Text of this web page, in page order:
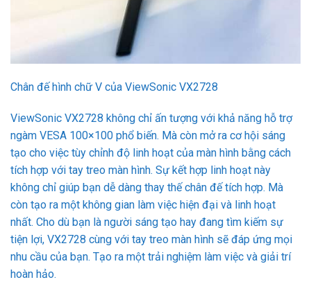
Chân đế hình chữ V của ViewSonic VX2728
ViewSonic VX2728 không chỉ ấn tượng với khả năng hỗ trợ
ngàm VESA 100×100 phổ biến. Mà còn mở ra cơ hội sáng
tạo cho việc tùy chỉnh độ linh hoạt của màn hình bằng cách
tích hợp với tay treo màn hình. Sự kết hợp linh hoạt này
không chỉ giúp bạn dễ dàng thay thế chân đế tích hợp. Mà
còn tạo ra một không gian làm việc hiện đại và linh hoạt
nhất. Cho dù bạn là người sáng tạo hay đang tìm kiếm sự
tiện lợi, VX2728 cùng với tay treo màn hình sẽ đáp ứng mọi
nhu cầu của bạn. Tạo ra một trải nghiệm làm việc và giải trí
hoàn hảo.